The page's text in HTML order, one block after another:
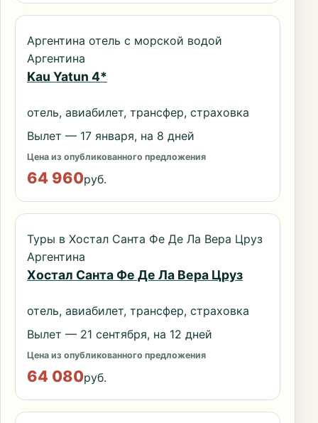
Аргентина отель с морской водой
Аргентина
Kau Yatun 4*
отель, авиабилет, трансфер, страховка
Вылет — 17 января, на 8 дней
Цена из опубликованного предложения
64 960руб.
Туры в Хостал Санта Фе Де Ла Вера Цруз
Аргентина
Хостал Санта Фе Де Ла Вера Цруз
отель, авиабилет, трансфер, страховка
Вылет — 21 сентября, на 12 дней
Цена из опубликованного предложения
64 080руб.